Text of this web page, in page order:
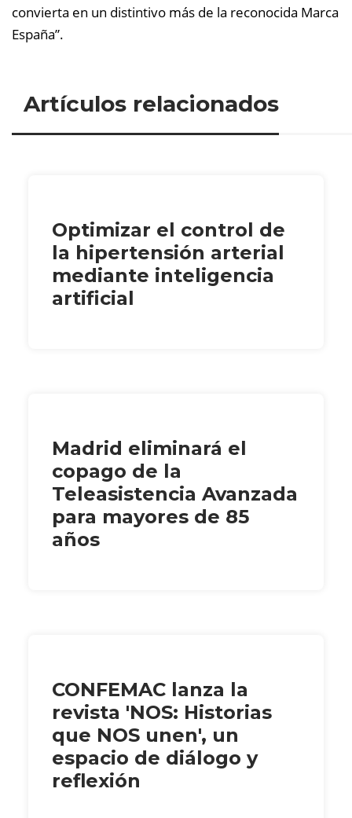
convierta en un distintivo más de la reconocida Marca
España”.
Artículos relacionados
Optimizar el control de
la hipertensión arterial
mediante inteligencia
artificial
Madrid eliminará el
copago de la
Teleasistencia Avanzada
para mayores de 85
años
CONFEMAC lanza la
revista 'NOS: Historias
que NOS unen', un
espacio de diálogo y
reflexión